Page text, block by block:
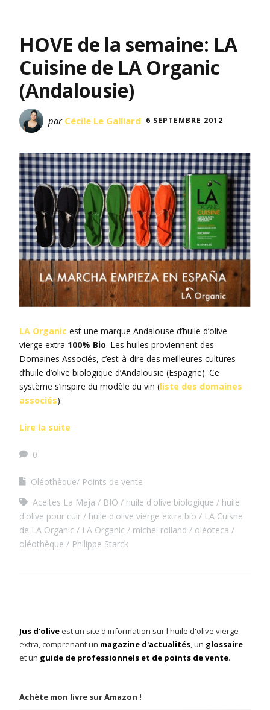
HOVE de la semaine: LA
Cuisine de LA Organic
(Andalousie)
par Cécile Le Galliard 6 SEPTEMBRE 2012
LA Organic est une marque Andalouse d’huile d’olive
vierge extra 100% Bio. Les huiles proviennent des
Domaines Associés, c’est-à-dire des meilleures cultures
d’huile d’olive biologique d’Andalousie (Espagne). Ce
système s’inspire du modèle du vin (liste des domaines
associés).
Lire la suite
0
Oléothèque/ Points de vente
Aceites La Maja
BIO huile d'olive biologique
huile
d'olive pour cuir
huile d'olive vierge extra bio
LA Cuisne
de LA Organic
LA Organic michel rolland
oléoteca
oléothèque
Philippe Starck
Jus d'oliveest un site d'information sur l'huile d'olive vierge
extra, comprenant un magazine d'actualités, un glossaire
et un guide de professionnels et de points de vente.
Achète mon livre sur Amazon !